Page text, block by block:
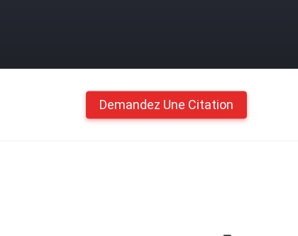
Demandez Une Citation